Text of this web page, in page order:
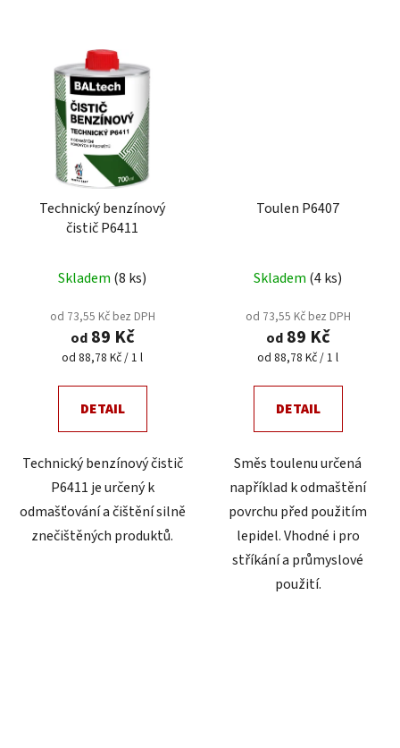
Technický benzínový
čistič P6411
Skladem (8 ks)
od 73,55 Kč bez DPH
od89 Kč
Měrná
od 88,78 Kč / 1 l
DETAIL
Technický benzínový čistič
P6411 je určený k
odmašťování a čištění silně
znečištěných produktů.
Toulen P6407
Skladem (4 ks)
od 73,55 Kč bez DPH
od89 Kč
Měrná
od 88,78 Kč / 1 l
DETAIL
Směs toulenu určená
například k odmaštění
povrchu před použitím
lepidel. Vhodné i pro
stříkání a průmyslové
použití.